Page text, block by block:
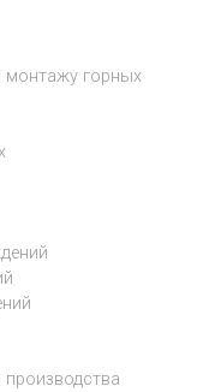
монтажу горных